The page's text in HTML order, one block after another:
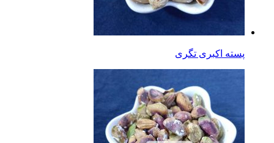
پسته اکبری تگری